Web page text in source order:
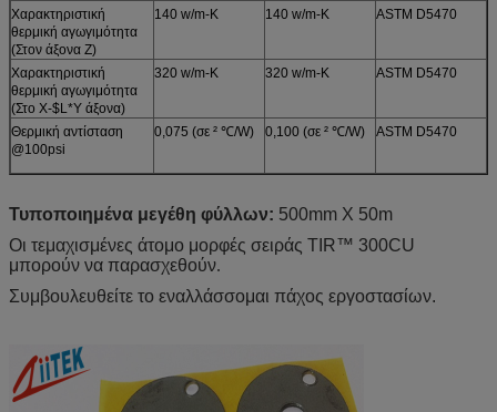
Χαρακτηριστική
θερμική αγωγιμότητα
(Στον άξονα Ζ)
140 w/m-Κ 140 w/m-Κ ASTM D5470
Χαρακτηριστική
θερμική αγωγιμότητα
(Στο X-$L*Y άξονα)
320 w/m-Κ 320 w/m-Κ ASTM D5470
Θερμική αντίσταση
@100psi
0,075 (σε ² ℃/W) 0,100 (σε ² ℃/W) ASTM D5470
Τυποποιημένα μεγέθη φύλλων: 500mm X 50m
Οι τεμαχισμένες άτομο μορφές σειράς TIR™ 300CU
μπορούν να παρασχεθούν.
Συμβουλευθείτε το εναλλάσσομαι πάχος εργοστασίων.